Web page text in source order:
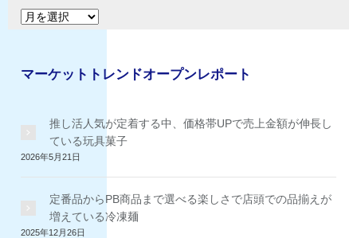
ー
ア
イ
マーケットトレンドオープンレポート
推し活人気が定着する中、価格帯UPで売上金額が伸長し
ている玩具菓子
2026年5月21日
定番品からPB商品まで選べる楽しさで店頭での品揃えが
増えている冷凍麺
2025年12月26日